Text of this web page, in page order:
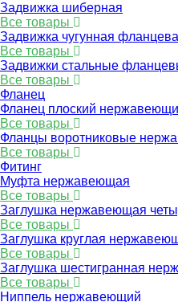
Задвижка шиберная
Все товары
Задвижка чугунная
Все товары
Задвижки стальные
Все товары
Фланец
Фланец плоский
Все товары
Фланцы воротниковые
Все товары
Фитинг
Муфта нержавеющая
Все товары
Заглушка нержавеющая
Все товары
Заглушка круглая
Все товары
Заглушка шестигранная
Все товары
Ниппель нержавеющий